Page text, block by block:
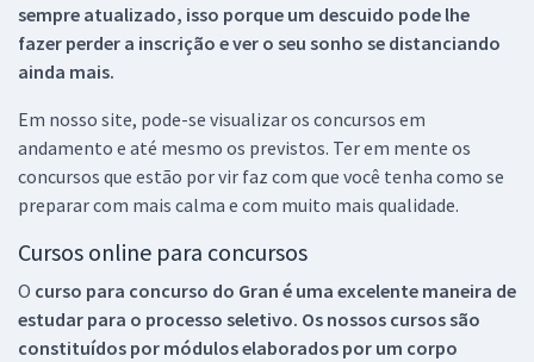
sempre atualizado, isso porque um descuido pode lhe
fazer perder a inscrição e ver o seu sonho se distanciando
ainda mais.
Em nosso site, pode-se visualizar os concursos em
andamento e até mesmo os previstos. Ter em mente os
concursos que estão por vir faz com que você tenha como se
preparar com mais calma e com muito mais qualidade.
Cursos online para concursos
O curso para concurso do Gran é uma excelente maneira de
estudar para o processo seletivo. Os nossos cursos são
constituídos por módulos elaborados por um corpo